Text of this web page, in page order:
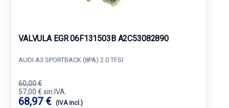
VALVULA EGR 06F131503B A2C53082890
AUDI A3 SPORTBACK (8PA) 2.0 TFSI
60,00 €
57,00 € sin IVA.
68,97 € (IVA incl.)